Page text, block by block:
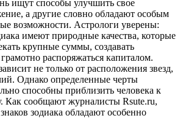
ищут способы улучшить свое
а другие словно обладают особым
возможности. Астрологи уверены:
имеют природные качества, которые
крупные суммы, создавать
распоряжаться капиталом.
не только от расположения звезд,
Однако определенные черты
способны приблизить человека к
Как сообщают журналисты Rsute.ru,
зодиака обладают особенно